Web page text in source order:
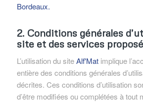
Bordeaux.
2. Conditions générales
site et des services
L’utilisation du siteAlf'Matimplique
entière des conditions générales
décrites. Ces conditions d’utilisation
d’être modifiées ou complétées à tout